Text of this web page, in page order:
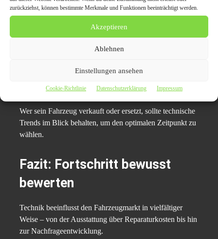
zurückziehst, können bestimmte Merkmale und Funktionen beeinträchtigt werden.
Akzeptieren
Ablehnen
Einstellungen ansehen
Cookie-Richtlinie Datenschutzerklärung Impressum
Zukunftsperspektiven
Elektromobilität, Software-Updates und digitale
Vernetzung werden den Markt weiter prägen. Fahrzeuge
Rädern. Diese Entwicklung bringt neue Chancen, aber
auch neue Herausforderungen.
Wer sein Fahrzeug verkauft oder ersetzt, sollte technische
Trends im Blick behalten, um den optimalen Zeitpunkt zu
wählen.
Fazit: Fortschritt bewusst
bewerten
Technik beeinflusst den Fahrzeugmarkt in vielfältiger
Weise – von der Ausstattung über Reparaturkosten bis hin
zur Nachfrageentwicklung.